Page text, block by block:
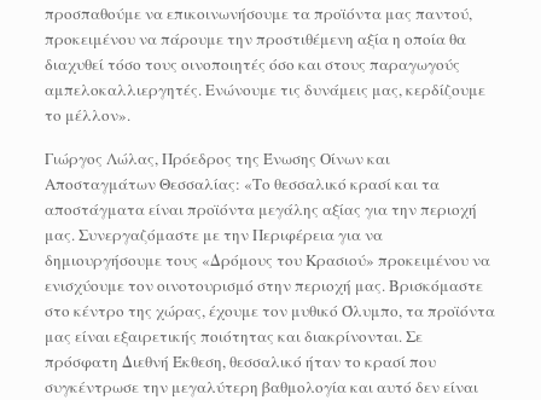
προσπαθούμε να επικοινωνήσουμε τα προϊόντα μας παντού,
προκειμένου να πάρουμε την προστιθέμενη αξία η οποία θα
διαχυθεί τόσο τους οινοποιητές όσο και στους παραγωγούς
αμπελοκαλλιεργητές. Ενώνουμε τις δυνάμεις μας, κερδίζουμε
το μέλλον».
Γιώργος Λώλας, Πρόεδρος της Ένωσης Οίνων και
Αποσταγμάτων Θεσσαλίας: «Το θεσσαλικό κρασί και τα
αποστάγματα είναι προϊόντα μεγάλης αξίας για την περιοχή
μας. Συνεργαζόμαστε με την Περιφέρεια για να
δημιουργήσουμε τους «Δρόμους του Κρασιού» προκειμένου να
ενισχύουμε τον οινοτουρισμό στην περιοχή μας. Βρισκόμαστε
στο κέντρο της χώρας, έχουμε τον μυθικό Όλυμπο, τα προϊόντα
μας είναι εξαιρετικής ποιότητας και διακρίνονται. Σε
πρόσφατη Διεθνή Έκθεση, θεσσαλικό ήταν το κρασί που
συγκέντρωσε την μεγαλύτερη βαθμολογία και αυτό δεν είναι